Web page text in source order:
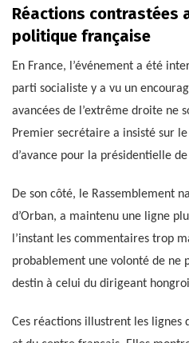
Réactions contrastées
politique française
En France, l’événement a été
parti socialiste y a vu un
avancées de l’extrême droite ne
Premier secrétaire a insisté sur
d’avance pour la présidentielle
De son côté, le Rassemblement
d’Orban, a maintenu une ligne
l’instant les commentaires trop
probablement une volonté de ne
destin à celui du dirigeant
Ces réactions illustrent les lignes